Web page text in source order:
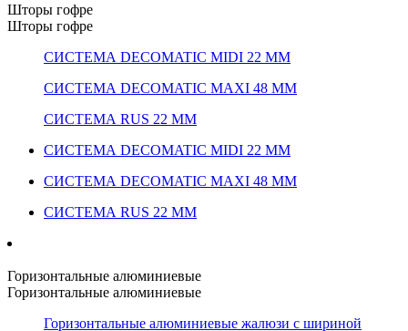
Шторы гофре
Шторы гофре
СИСТЕМА DECOMATIC MIDI 22 ММ
СИСТЕМА DECOMATIC MAXI 48 ММ
СИСТЕМА RUS 22 ММ
СИСТЕМА DECOMATIC MIDI 22 ММ
СИСТЕМА DECOMATIC MAXI 48 ММ
СИСТЕМА RUS 22 ММ
Горизонтальные алюминиевые
Горизонтальные алюминиевые
Горизонтальные алюминиевые жалюзи с шириной